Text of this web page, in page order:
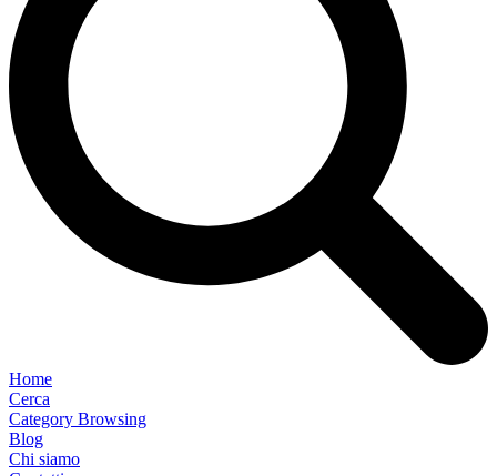
Home
Cerca
Category Browsing
Blog
Chi siamo